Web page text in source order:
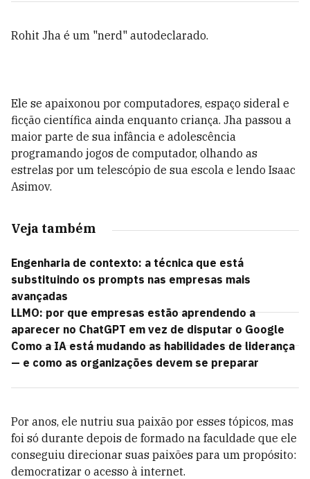
Rohit Jha é um "nerd" autodeclarado.
Ele se apaixonou por computadores, espaço sideral e
ficção científica ainda enquanto criança. Jha passou a
maior parte de sua infância e adolescência
programando jogos de computador, olhando as
estrelas por um telescópio de sua escola e lendo Isaac
Asimov.
Veja também
Engenharia de contexto: a técnica que está
substituindo os prompts nas empresas mais
avançadas
LLMO: por que empresas estão aprendendo a
aparecer no ChatGPT em vez de disputar o Google
Como a IA está mudando as habilidades de liderança
— e como as organizações devem se preparar
Por anos, ele nutriu sua paixão por esses tópicos, mas
foi só durante depois de formado na faculdade que ele
conseguiu direcionar suas paixões para um propósito:
democratizar o acesso à internet.